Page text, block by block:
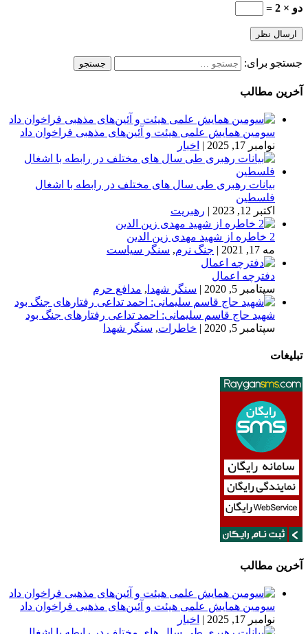
دو × 2 =
جستجو برای:
آخرین مطالب
سومین همایش علمی هیئت و آئین‌های مذهبی فراخوان داد
نوامبر 17, 2025
| اخبار
بیانات رهبری طی سال های مختلف در رابطه با اشغال
فلسطین
اکتبر 12, 2023
| رهبریت
2 خاطره از شهید مهدی زین الدین
مه 17, 2021
| جنگ نرم, سنگر سیاست
دفترچه اعمال
سپتامبر 5, 2020
| سنگر شهدا , مدافع حرم
شهید حاج قاسم سلیمانی: احمد تداعی رفتارهای جنگ بود
سپتامبر 5, 2020
| خاطرات, سنگر شهدا
تبلیغات
آخرین مطالب
سومین همایش علمی هیئت و آئین‌های مذهبی فراخوان داد
نوامبر 17, 2025
| اخبار